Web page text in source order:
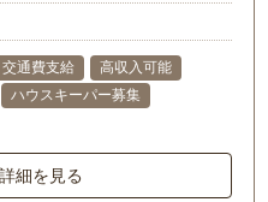
交通費支給
高収入可能
ハウスキーパー募集
細を見る